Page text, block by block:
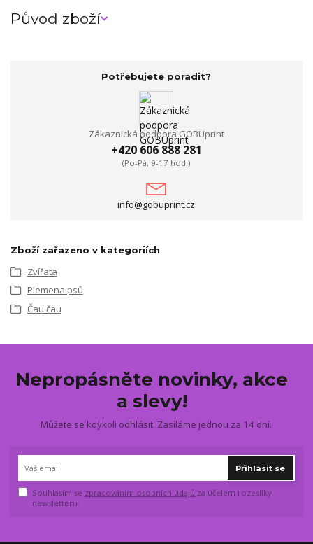
Původ zboží
Potřebujete poradit?
Zákaznická podpora GOBUprint
+420 606 888 281
(Po-Pá, 9-17 hod.)
info@gobuprint.cz
Zboží zařazeno v kategoriích
Zvířata
Plemena psů
Čau čau
Nepropásněte novinky, akce
a slevy!
Můžete se kdykoli odhlásit. Zasíláme jednou za 14 dní.
Přihlásit se
Souhlasím se zpracováním osobních údajů za účelem rozesílky
newsletteru.